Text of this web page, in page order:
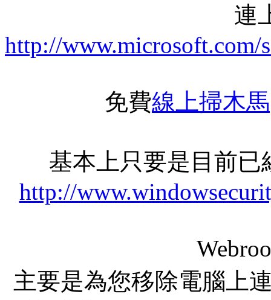
連
http://www.microsoft.com/
免費線上掃木馬
基本上只要是目前
http://
主要是為您移除電腦上